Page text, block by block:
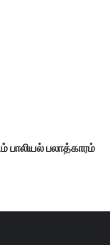
பாலியல் பலாத்காரம்